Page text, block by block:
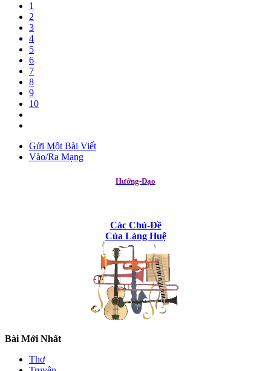
1
2
3
4
5
6
7
8
9
10
Gửi Một Bài Viết
Vào/Ra Mạng
Hướng-Đạo
Các Chủ-Đề
Của Làng Huệ
Bài Mới Nhất
Thơ